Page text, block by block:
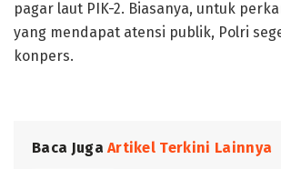
pagar laut PIK-2. Biasanya, untuk
yang mendapat atensi publik, Polri
konpers.
Baca Juga Artikel Terkini Lainnya